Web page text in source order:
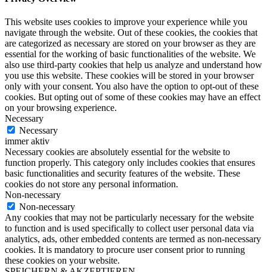
This website uses cookies to improve your experience while you
navigate through the website. Out of these cookies, the cookies that
are categorized as necessary are stored on your browser as they are
essential for the working of basic functionalities of the website. We
also use third-party cookies that help us analyze and understand how
you use this website. These cookies will be stored in your browser
only with your consent. You also have the option to opt-out of these
cookies. But opting out of some of these cookies may have an effect
on your browsing experience.
Necessary
Necessary
immer aktiv
Necessary cookies are absolutely essential for the website to
function properly. This category only includes cookies that ensures
basic functionalities and security features of the website. These
cookies do not store any personal information.
Non-necessary
Non-necessary
Any cookies that may not be particularly necessary for the website
to function and is used specifically to collect user personal data via
analytics, ads, other embedded contents are termed as non-necessary
cookies. It is mandatory to procure user consent prior to running
these cookies on your website.